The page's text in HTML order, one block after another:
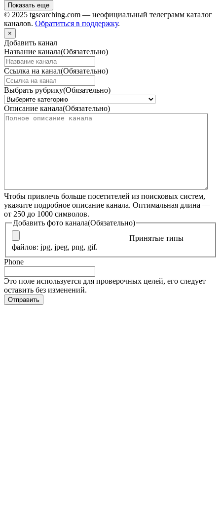
Показать еще
© 2025 tgsearching.com — неофициальный телеграмм каталог
каналов. Обратиться в поддержку.
×
Добавить канал
Название канала(Обязательно)
Ссылка на канал(Обязательно)
Выбрать рубрику(Обязательно)
Описание канала(Обязательно)
Чтобы привлечь больше посетителей из поисковых систем,
укажите подробное описание канала. Оптимальная длина —
от 250 до 1000 символов.
Добавить фото канала(Обязательно)
Принятые типы
файлов: jpg, jpeg, png, gif.
Phone
Это поле используется для проверочных целей, его следует
оставить без изменений.